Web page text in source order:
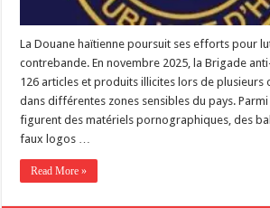
La Douane haïtienne poursuit ses efforts pour
contrebande. En novembre 2025, la Brigade
126 articles et produits illicites lors de plusieurs
dans différentes zones sensibles du pays.
figurent des matériels pornographiques, des
faux logos …
Read More »